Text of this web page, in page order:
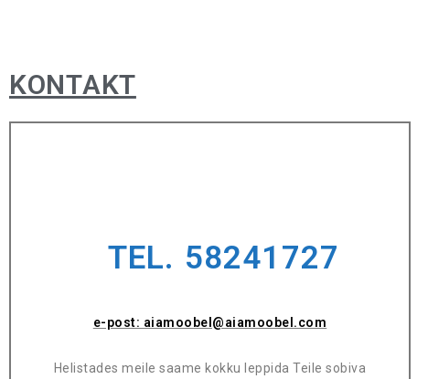
KONTAKT
TEL. 58241727
e-post: aiamoobel@aiamoobel.com
Helistades meile saame kokku leppida Teile sobiva